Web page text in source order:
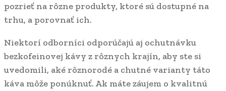
pozrieť na rôzne produkty, ktoré sú dostupné na
trhu, a porovnať ich.
Niektorí odborníci odporúčajú aj ochutnávku
bezkofeinovej kávy z rôznych krajín, aby ste si
uvedomili, aké rôznorodé a chutné varianty táto
káva môže ponúknuť. Ak máte záujem o kvalitnú